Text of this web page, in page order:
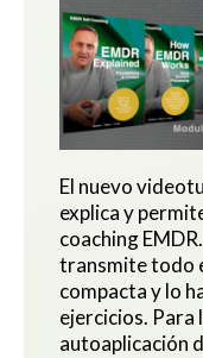
El nuevo
explica y
coaching
transmite todo
compacta y lo
ejercicios. Para
autoaplicación